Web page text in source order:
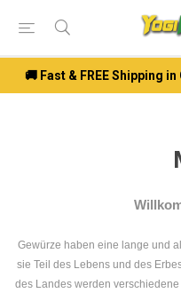
🚚 Fast & FREE Shipping
Gewürze haben eine lange und
sie Teil des Lebens und des
des Landes werden